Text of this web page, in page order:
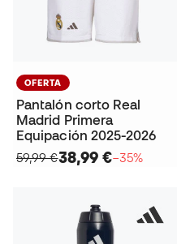
OFERTA
Pantalón corto Real
Madrid Primera
Equipación 2025-2026
59,99 €38,99 €−35%